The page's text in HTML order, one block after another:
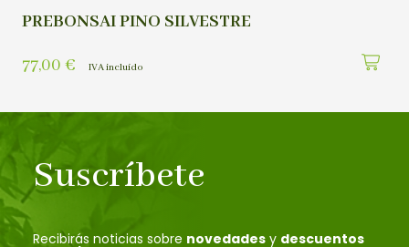
PREBONSAI PINO SILVESTRE
77,00 € IVA incluído
Suscríbete
Recibirás noticias sobre novedades y descuentos